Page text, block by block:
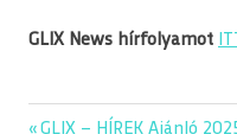
GLIX News hírfolyamot
Previous
GLIX – HÍREK Ajánló